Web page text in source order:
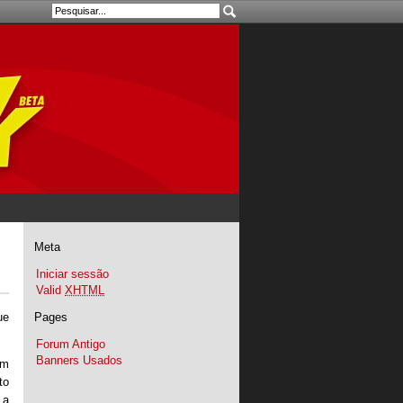
a
Meta
Iniciar sessão
Valid XHTML
Pages
Forum Antigo
Banners Usados